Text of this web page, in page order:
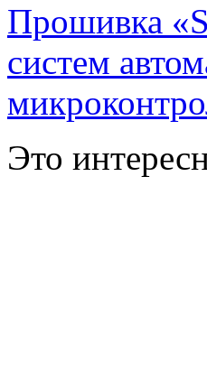
Прошивка
систем
Это